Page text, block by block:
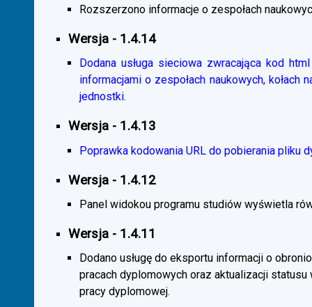
Rozszerzono informacje o zespołach
Wersja - 1.4.14
Dodana usługa sieciowa zwracająca kod
informacjami o zespołach naukowych,
jednostki.
Wersja - 1.4.13
Poprawka kodowania URL do pobierania pliku
Wersja - 1.4.12
Panel widokou programu studiów wyświetla
Wersja - 1.4.11
Dodano usługę do eksportu informacji o
pracach dyplomowych oraz aktualizacji
pracy dyplomowej.